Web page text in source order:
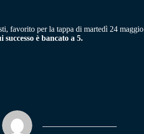
favorito per la tappa di martedì 24 maggio
è bancato a 5.